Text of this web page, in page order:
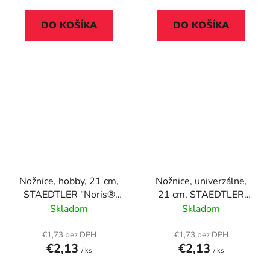
DO KOŠÍKA DO KOŠÍKA
Nožnice, hobby, 21 cm,
STAEDTLER "Noris®
965", modré
Skladom
€1,73 bez DPH
€2,13 / ks
Nožnice, univerzálne,
21 cm, STAEDTLER
"Norix® 965", rôzne
Skladom
€1,73 bez DPH
€2,13 / ks